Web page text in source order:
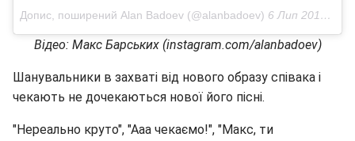
Допис, поширений Alan Badoev (@alanbadoev) 6 Лип 2018 р. о 3:08 PDT
Відео: Макс Барських (instagram.com/alanbadoev)
Шанувальники в захваті від нового образу співака і
чекають не дочекаються нової його пісні.
"Нереально круто", "Ааа чекаємо!", "Макс, ти